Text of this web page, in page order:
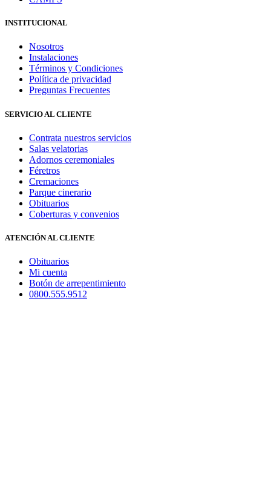
INSTITUCIONAL
Nosotros
Instalaciones
Términos y Condiciones
Política de privacidad
Preguntas Frecuentes
SERVICIO AL CLIENTE
Contrata nuestros servicios
Salas velatorias
Adornos ceremoniales
Féretros
Cremaciones
Parque cinerario
Obituarios
Coberturas y convenios
ATENCIÓN AL CLIENTE
Obituarios
Mi cuenta
Botón de arrepentimiento
0800.555.9512